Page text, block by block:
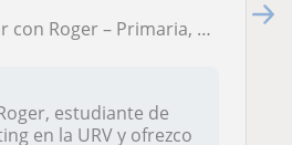
y Bachillerato Social (online o presencial cerca de Roda de Berà)
estudiante de
en la URV y ofrezco